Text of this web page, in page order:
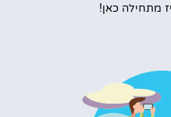
מתחילה כאן!